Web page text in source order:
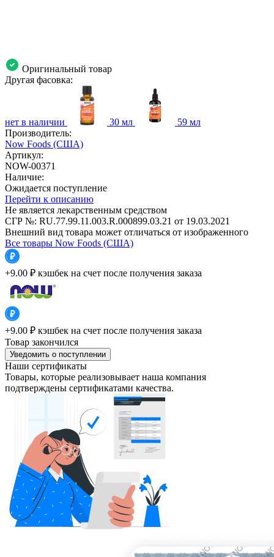
Оригинальный товар
Другая фасовка:
нет в наличии 30 мл
59 мл
Производитель:
Now Foods (США)
Артикул:
NOW-00371
Наличие:
Ожидается поступление
Перейти к описанию
Не является лекарственным средством
СГР №: RU.77.99.11.003.R.000899.03.21 от 19.03.2021
Внешний вид товара может отличаться от изображенного
Все товары Now Foods (США)
+9.00 ₽ кэшбек на счет после получения заказа
+9.00 ₽ кэшбек на счет после получения заказа
Товар закончился
Уведомить о поступлении
Наши сертификаты
Товары, которые реализовывает наша компания
подтверждены сертификатами качества.